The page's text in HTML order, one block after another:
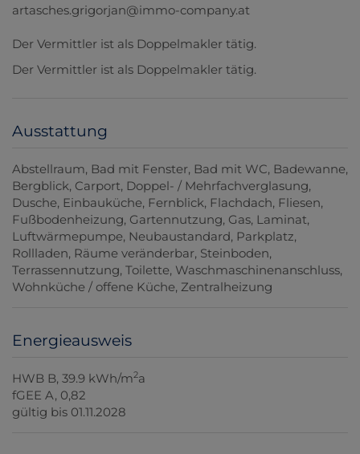
artasches.grigorjan@immo-company.at
Der Vermittler ist als Doppelmakler tätig.
Der Vermittler ist als Doppelmakler tätig.
Ausstattung
Abstellraum Bad mit Fenster Bad mit WC Badewanne
Bergblick Carport Doppel- / Mehrfachverglasung
Dusche Einbauküche Fernblick Flachdach Fliesen
Fußbodenheizung Gartennutzung Gas Laminat
Luftwärmepumpe Neubaustandard Parkplatz
Rollladen Räume veränderbar Steinboden
Terrassennutzung Toilette Waschmaschinenanschluss
Wohnküche / offene Küche Zentralheizung
Energieausweis
HWB B, 39.9 kWh/m2a
fGEE A, 0,82
gültig bis 01.11.2028